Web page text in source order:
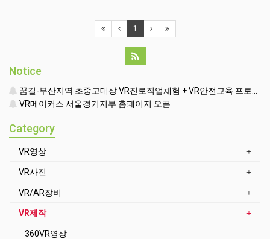
1
Notice
꿈길-부산지역 초중고대상 VR진로직업체험 + VR안전교육 프로그램 운영공고
VR메이커스 서울경기지부 홈페이지 오픈
Category
VR영상
VR사진
VR/AR장비
VR제작
360VR영상